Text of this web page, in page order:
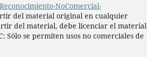
Reconocimiento-NoComercial-
del material original en cualquier
del material, debe licenciar el material
Sólo se permiten usos no comerciales de